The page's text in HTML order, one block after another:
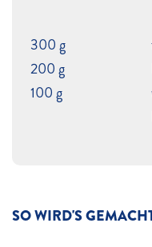
SO WIRD'S
300 g
200 g
100 g